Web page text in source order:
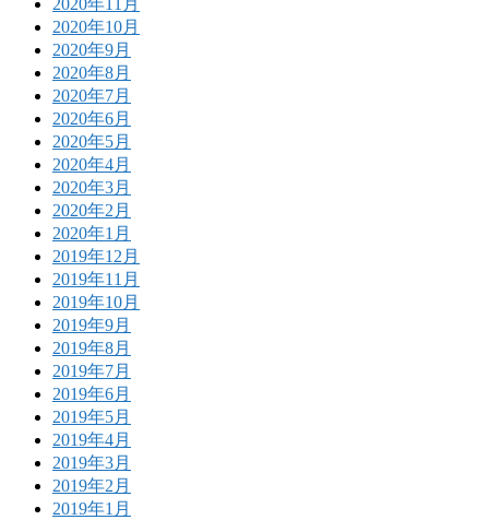
2020年10月
2020年9月
2020年8月
2020年7月
2020年6月
2020年5月
2020年4月
2020年3月
2020年2月
2020年1月
2019年12月
2019年11月
2019年10月
2019年9月
2019年8月
2019年7月
2019年6月
2019年5月
2019年4月
2019年3月
2019年2月
2019年1月